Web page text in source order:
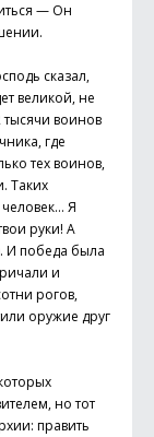
— Он
сказал,
великой, не
тысячи воинов
где
тех воинов,
Таких
человек… Я
руки! А
И победа была
и
рогов,
оружие друг
но тот
править